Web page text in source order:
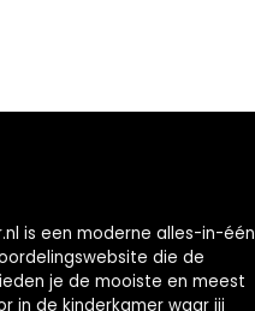
is een moderne alles-in-één
die de
je de mooiste en meest
in de kinderkamer waar jij